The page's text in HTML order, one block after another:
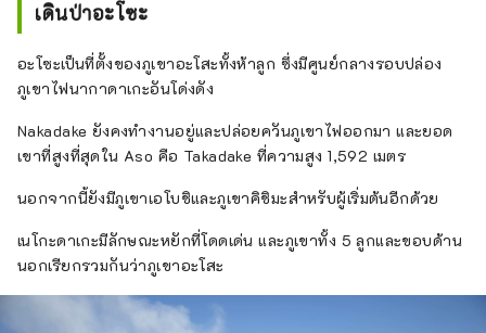
เดินป่าอะโซะ
อะโซะเป็นที่ตั้งของภูเขาอะโสะทั้งห้าลูก ซึ่งมีศูนย์กลางรอบปล่อง
ภูเขาไฟนากาดาเกะอันโด่งดัง
Nakadake ยังคงทำงานอยู่และปล่อยควันภูเขาไฟออกมา และยอด
เขาที่สูงที่สุดใน Aso คือ Takadake ที่ความสูง 1,592 เมตร
นอกจากนี้ยังมีภูเขาเอโบชิและภูเขาคิชิมะสำหรับผู้เริ่มต้นอีกด้วย
เนโกะดาเกะมีลักษณะหยักที่โดดเด่น และภูเขาทั้ง 5 ลูกและขอบด้าน
นอกเรียกรวมกันว่าภูเขาอะโสะ